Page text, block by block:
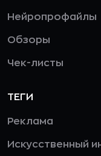
Нейропрофайлы
Обзоры
Чек-листы
ТЕГИ
Реклама
Искусственный